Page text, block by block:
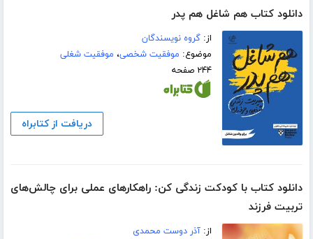
دانلود کتاب هم شاغل هم پدر
از:گروه نویسندگان
موضوع: موفقیت شخصی، موفقیت شغلی
۲۴۴ صفحه
دریافت از کتابراه
دانلود کتاب با کودکت زندگی کن: راهکارهای عملی برای چالش‌های
تربیت فرزند
از:آذر دوست محمدی